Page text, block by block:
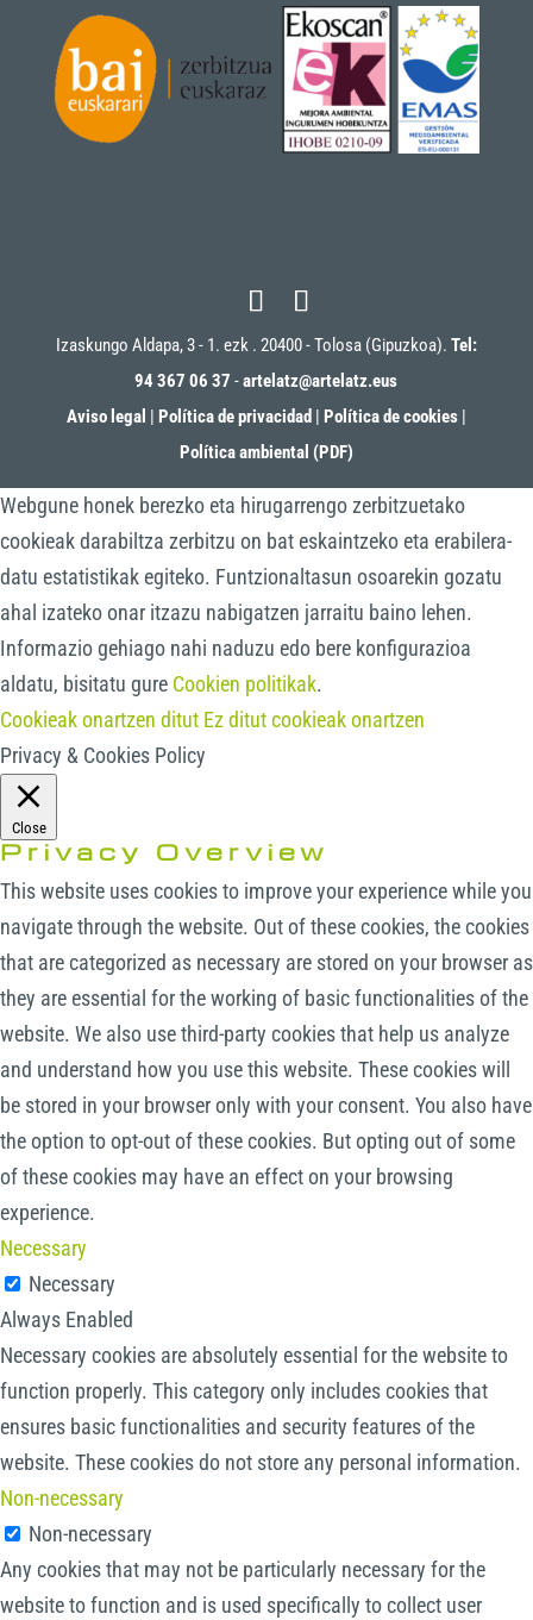
Izaskungo Aldapa, 3 - 1. ezk . 20400 - Tolosa (Gipuzkoa). Tel:
94 367 06 37 -artelatz@artelatz.eus
Aviso legal | Política de privacidad | Política de cookies|
Política ambiental (PDF)
Webgune honek berezko eta hirugarrengo zerbitzuetako
cookieak darabiltza zerbitzu on bat eskaintzeko eta erabilera-
datu estatistikak egiteko. Funtzionaltasun osoarekin gozatu
ahal izateko onar itzazu nabigatzen jarraitu baino lehen.
Informazio gehiago nahi naduzu edo bere konfigurazioa
aldatu, bisitatu gure Cookien politikak.
Cookieak onartzen ditut Ez ditut cookieak onartzen
Privacy & Cookies Policy
Close
Privacy Overview
This website uses cookies to improve your experience while you
navigate through the website. Out of these cookies, the cookies
that are categorized as necessary are stored on your browser as
they are essential for the working of basic functionalities of the
website. We also use third-party cookies that help us analyze
and understand how you use this website. These cookies will
be stored in your browser only with your consent. You also have
the option to opt-out of these cookies. But opting out of some
of these cookies may have an effect on your browsing
experience.
Necessary
Necessary
Always Enabled
Necessary cookies are absolutely essential for the website to
function properly. This category only includes cookies that
ensures basic functionalities and security features of the
website. These cookies do not store any personal information.
Non-necessary
Non-necessary
Any cookies that may not be particularly necessary for the
website to function and is used specifically to collect user